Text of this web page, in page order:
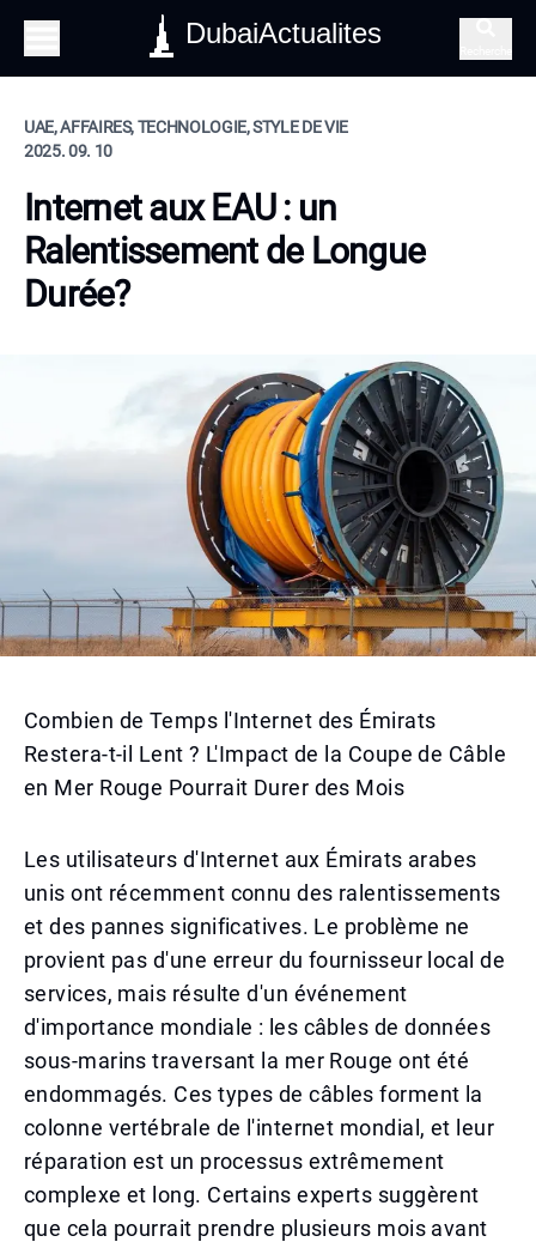
DubaiActualites
UAE, AFFAIRES, TECHNOLOGIE, STYLE DE VIE
2025. 09. 10
Internet aux EAU : un
Ralentissement de Longue
Durée?
Combien de Temps l'Internet des Émirats
Restera-t-il Lent ? L'Impact de la Coupe de Câble
en Mer Rouge Pourrait Durer des Mois
Les utilisateurs d'Internet aux Émirats arabes
unis ont récemment connu des ralentissements
et des pannes significatives. Le problème ne
provient pas d'une erreur du fournisseur local de
services, mais résulte d'un événement
d'importance mondiale : les câbles de données
sous-marins traversant la mer Rouge ont été
endommagés. Ces types de câbles forment la
colonne vertébrale de l'internet mondial, et leur
réparation est un processus extrêmement
complexe et long. Certains experts suggèrent
que cela pourrait prendre plusieurs mois avant